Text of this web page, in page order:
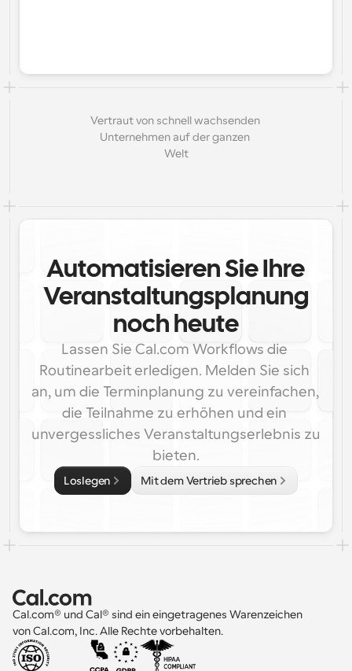
Vertraut von schnell wachsenden
Unternehmen auf der ganzen
Welt
Automatisieren Sie Ihre
Veranstaltungsplanung
noch heute
Lassen Sie Cal.com Workflows die
Routinearbeit erledigen. Melden Sie sich
an, um die Terminplanung zu vereinfachen,
die Teilnahme zu erhöhen und ein
unvergessliches Veranstaltungserlebnis zu
bieten.
Loslegen Mit dem Vertrieb sprechen
Cal.com® und Cal® sind ein eingetragenes Warenzeichen
von Cal.com, Inc. Alle Rechte vorbehalten.